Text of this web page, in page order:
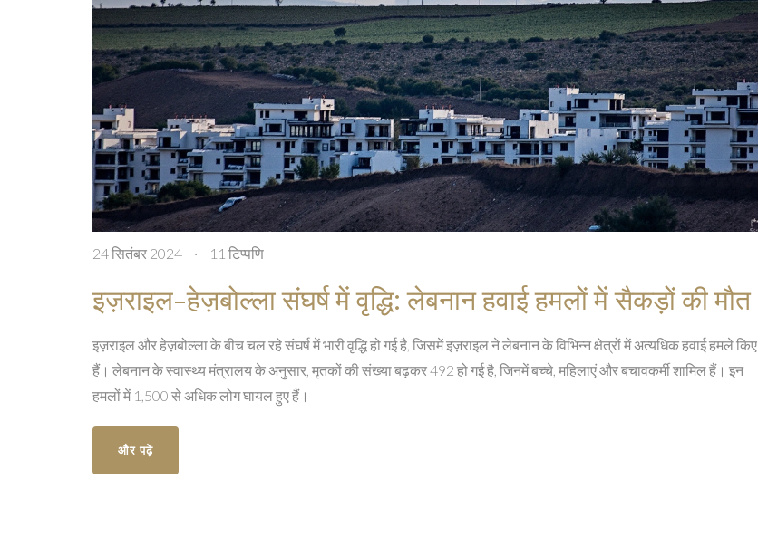
24 सितंबर 2024 · 11 टिप्पणि
इज़राइल-हेज़बोल्ला संघर्ष में वृद्धि: लेबनान हवाई हमलों में सैकड़ों की मौत
इज़राइल और हेज़बोल्ला के बीच चल रहे संघर्ष में भारी वृद्धि हो गई है, जिसमें इज़राइल ने लेबनान के विभिन्न क्षेत्रों में अत्यधिक हवाई हमले किए
हैं। लेबनान के स्वास्थ्य मंत्रालय के अनुसार, मृतकों की संख्या बढ़कर 492 हो गई है, जिनमें बच्चे, महिलाएं और बचावकर्मी शामिल हैं। इन
हमलों में 1,500 से अधिक लोग घायल हुए हैं।
और पढ़ें